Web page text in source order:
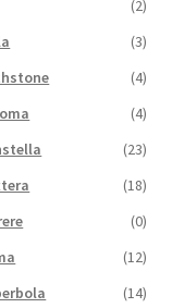
(2)
(3)
(4)
(4)
(23)
(18)
(0)
(12)
(14)